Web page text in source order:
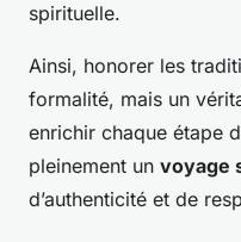
spirituelle.
Ainsi, honorer les
formalité, mais un
enrichir chaque étape
pleinement un voyage
d’authenticité et de